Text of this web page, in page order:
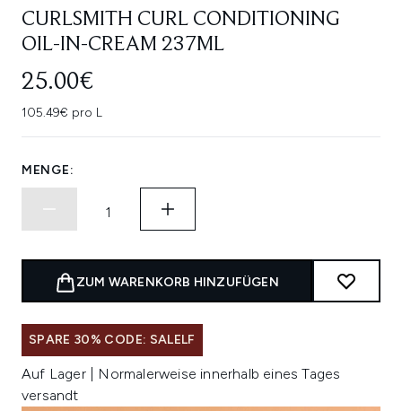
CURLSMITH CURL CONDITIONING
OIL-IN-CREAM 237ML
25.00€
105.49€ pro L
MENGE:
ZUM WARENKORB HINZUFÜGEN
SPARE 30% CODE: SALELF
Auf Lager | Normalerweise innerhalb eines Tages
versandt